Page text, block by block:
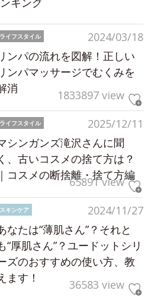
2024/03/18
ライフスタイル
ンパの流れを図解！正しい
ンパマッサージでむくみを
消
1833897 view
2025/12/11
ライフスタイル
シンガンズ滝沢さんに聞
、古いコスメの捨て方は？
｜コスメの断捨離・捨て方編
65891 view
2024/11/27
スキンケア
なたは“薄肌さん”？それと
“厚肌さん”？ユードットシリ
ズのおすすめの使い方、教
ます！
36583 view